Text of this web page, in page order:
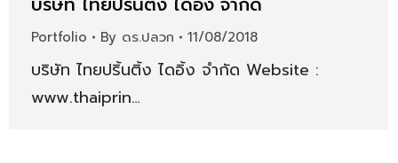
Portfolio By ดร.ปลวก 11/08/2018
บริษัท ไทยปริ้นติ้ง ไดอิ้ง จำกัด Website :
www.thaiprin…